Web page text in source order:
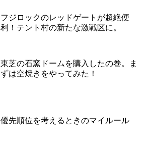
フジロックのレッドゲートが超絶便
利！テント村の新たな激戦区に。
東芝の石窯ドームを購入したの巻。ま
ずは空焼きをやってみた！
優先順位を考えるときのマイルール